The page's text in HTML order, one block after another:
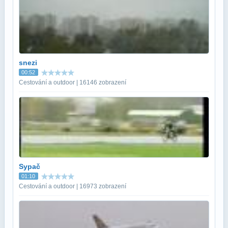
snezi
00:52
Cestování a outdoor | 16146 zobrazení
Sypač
01:10
Cestování a outdoor | 16973 zobrazení